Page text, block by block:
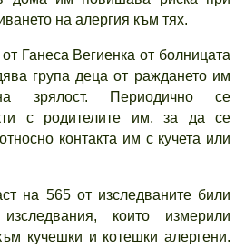
на алергия към тях.
Ганеса Вегиенка от болницата
група деца от раждането им
зрялост. Периодично се
с родителите им, за да се
контакта им с кучета или
на 565 от изследваните били
които измерили
кучешки и котешки алергени.